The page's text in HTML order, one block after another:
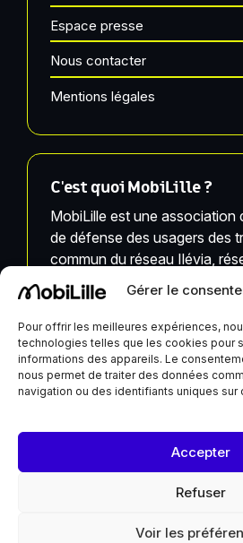
Gérer le
Pour offrir les meilleures expériences,
technologies telles que les cookies pour
informations des appareils. Le
nous permet de traiter des données
navigation ou des identifiants uniques sur
Accepter
Refuser
Voir les
Espace presse
Nous contacter
Mentions légales
C'est quoi MobiLille ?
MobiLille est une
de défense des usagers des
commun du réseau Ilévia,
Métropole Européenne de Lille.
MobiLille, ses équipes et ses
sont pas liées à Ilévia.